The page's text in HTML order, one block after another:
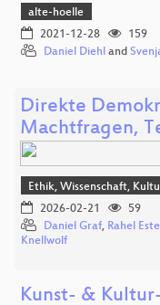
alte-hoelle
2021-12-28
159
Daniel Diehl and
Direkte
Machtfragen,
Ethik, Wissenschaft,
2026-02-21
59
Daniel Graf, Rahel
Knellwolf
Kunst- &